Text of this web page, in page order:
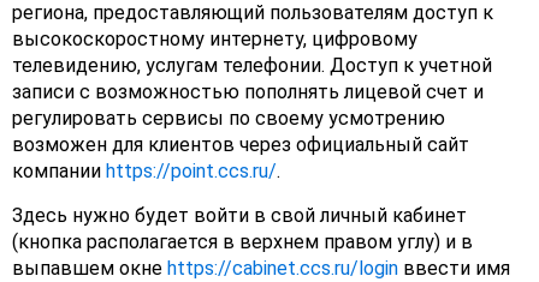
региона, предоставляющий пользователям доступ к
высокоскоростному интернету, цифровому
телевидению, услугам телефонии. Доступ к учетной
записи с возможностью пополнять лицевой счет и
регулировать сервисы по своему усмотрению
возможен для клиентов через официальный сайт
компании https://point.ccs.ru/.
Здесь нужно будет войти в свой личный кабинет
(кнопка располагается в верхнем правом углу) и в
выпавшем окне https://cabinet.ccs.ru/login ввести имя